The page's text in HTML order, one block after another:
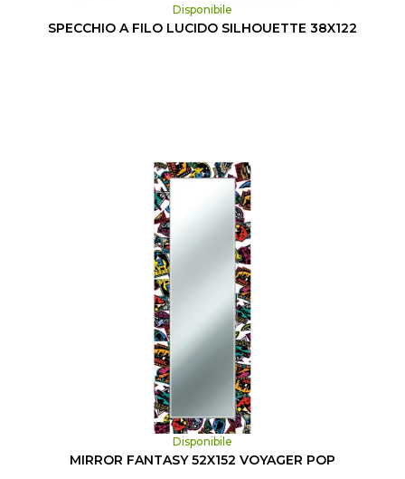
Disponibile
SPECCHIO A FILO LUCIDO SILHOUETTE 38X122
Disponibile
MIRROR FANTASY 52X152 VOYAGER POP